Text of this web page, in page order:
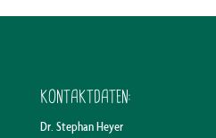
KONTAKTDATEN:
Dr. Stephan Heyer